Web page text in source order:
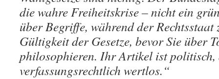
die wahre Freiheitskrise – nicht ein
über Begriffe, während der
Gültigkeit der Gesetze, bevor Sie über
philosophieren. Ihr Artikel ist politisch,
verfassungsrechtlich wertlos.“